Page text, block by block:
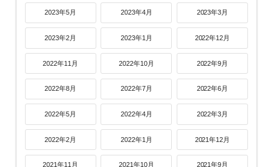
2023年5月 2023年4月 2023年3月
2023年2月 2023年1月 2022年12月
2022年11月 2022年10月 2022年9月
2022年8月 2022年7月 2022年6月
2022年5月 2022年4月 2022年3月
2022年2月 2022年1月 2021年12月
2021年11月 2021年10月 2021年9月